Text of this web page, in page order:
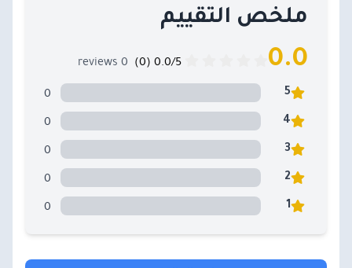
ملخص التقييم
0.0
0 reviews
5
0
4
0
3
0
2
0
1
0